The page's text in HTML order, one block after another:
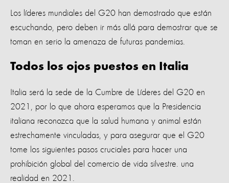
Los líderes mundiales del G20 han demostrado que están
escuchando, pero deben ir más allá para demostrar que se
toman en serio la amenaza de futuras pandemias.
Todos los ojos puestos en Italia
Italia será la sede de la Cumbre de Líderes del G20 en
2021, por lo que ahora esperamos que la Presidencia
italiana reconozca que la salud humana y animal están
estrechamente vinculadas, y para asegurar que el G20
tome los siguientes pasos cruciales para hacer una
prohibición global del comercio de vida silvestre. una
realidad en 2021.